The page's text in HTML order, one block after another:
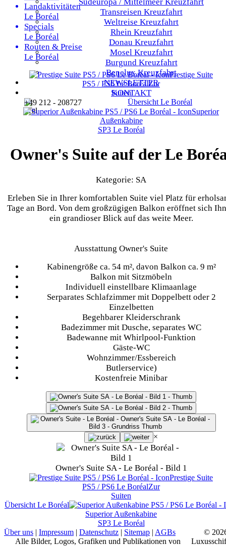
Transreisen Kreuzfahrt
Weltreise Kreuzfahrt
Rhein Kreuzfahrt
Donau Kreuzfahrt
Mosel Kreuzfahrt
Burgund Kreuzfahrt
BeneluxKreuzfahrt
NEWSLETTER
KONTAKT
+49 212 - 208727
Landaktivitäten
Le Boréal
Specials
Le Boréal
Routen & Preise
Le Boréal
Prestige Suite
PS5 / PS6Le BoréalZur
Suiten
Übersicht Le Boréal
Superior
Außenkabine
SP3Le Boréal
Owner's Suite auf der Le
Kategorie: SA
Erleben Sie in Ihrer komfortablen Suite viel Platz für
Tage an Bord. Von dem großzügigen Balkon eröffnet sich
ein grandioser Blick auf das weite Meer.
Ausstattung Owner's Suite
Kabinengröße ca. 54 m², davon Balkon ca. 9 m²
Balkon mit Sitzmöbeln
Individuell einstellbare Klimaanlage
Serparates Schlafzimmer mit Doppelbett oder 2
Einzelbetten
Begehbarer Kleiderschrank
Badezimmer mit Dusche, separates WC
Badewanne mit Whirlpool-Funktion
Gäste-WC
Wohnzimmer/Essbereich
Butlerservice)
Kostenfreie Minibar
×
Owner's Suite SA - Le Boréal - Bild 1
Prestige Suite
PS5 / PS6 Le BoréalZur
Suiten
Übersicht Le Boréal
Superior Außenkabine
SP3Le Boréal
Über uns | Impressum | Datenschutz | Sitemap | AGBs
Alle Bilder, Logos, Grafiken und Publikationen von
©